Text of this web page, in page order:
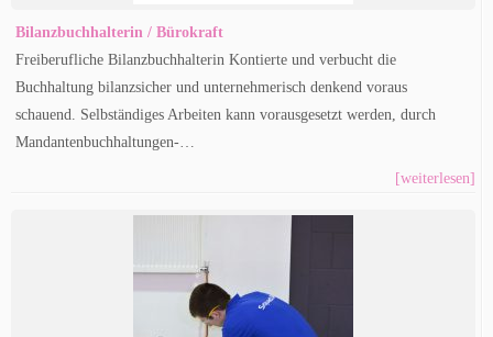
Bilanzbuchhalterin / Bürokraft
Freiberufliche Bilanzbuchhalterin Kontierte und verbucht die
Buchhaltung bilanzsicher und unternehmerisch denkend voraus
schauend. Selbständiges Arbeiten kann vorausgesetzt werden, durch
Mandantenbuchhaltungen-…
[weiterlesen]